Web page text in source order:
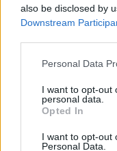
also be disclosed by
Downstream
Personal Data
I want to opt-out
personal data.
Opted In
I want to opt-out
Personal Data.
ΟΗΕ: Η ανεργία
παγκοσμίως θα
2024, σύμφωνα με